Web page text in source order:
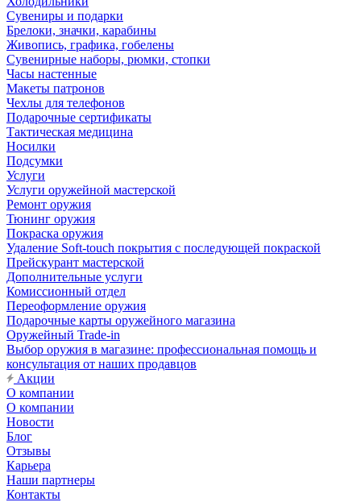
Сувениры и подарки
Брелоки, значки, карабины
Живопись, графика, гобелены
Сувенирные наборы, рюмки, стопки
Часы настенные
Макеты патронов
Чехлы для телефонов
Подарочные сертификаты
Тактическая медицина
Носилки
Подсумки
Услуги
Услуги оружейной мастерской
Ремонт оружия
Тюнинг оружия
Покраска оружия
Удаление Soft-touch покрытия с последующей покраской
Прейскурант мастерской
Дополнительные услуги
Комиссионный отдел
Переоформление оружия
Подарочные карты оружейного магазина
Оружейный Trade-in
Выбор оружия в магазине: профессиональная помощь и
консультация от наших продавцов
Акции
О компании
О компании
Новости
Блог
Отзывы
Карьера
Наши партнеры
Контакты